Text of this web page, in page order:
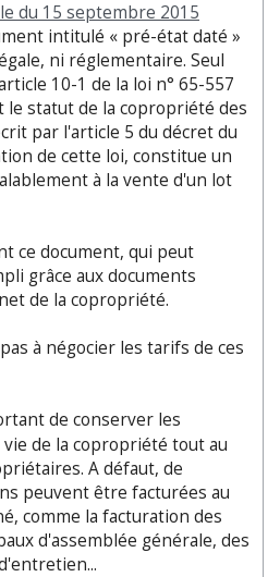
du 15 septembre 2015
intitulé « pré-état daté »
ni réglementaire. Seul
10-1 de la loi n° 65-557
le statut de la copropriété des
par l'article 5 du décret du
de cette loi, constitue un
à la vente d'un lot
ce document, qui peut
grâce aux documents
de la copropriété.
à négocier les tarifs de ces
de conserver les
de la copropriété tout au
A défaut, de
peuvent être facturées au
comme la facturation des
d'assemblée générale, des